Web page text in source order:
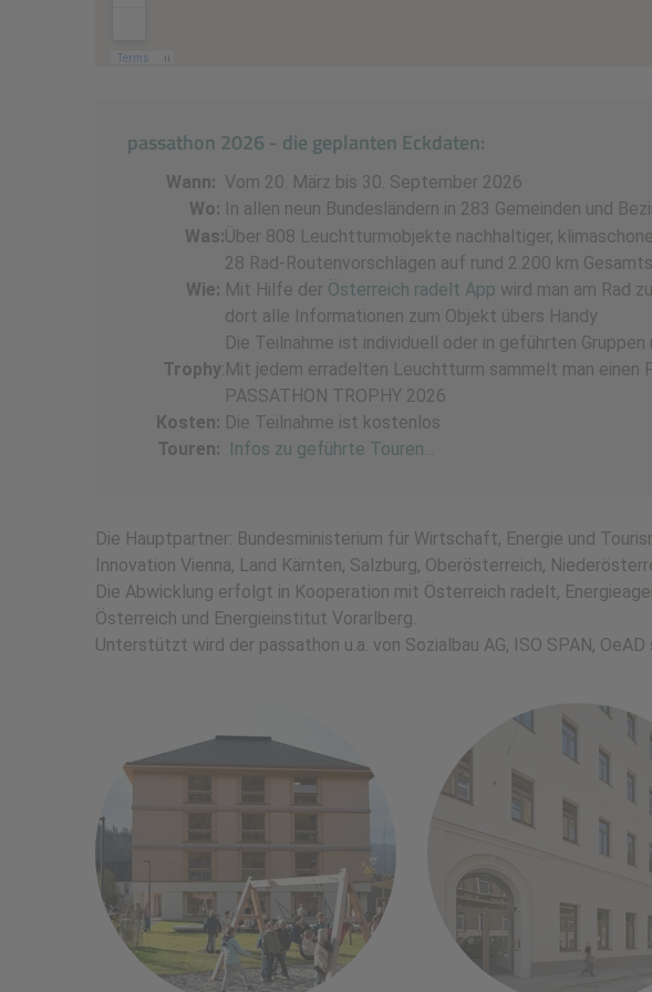
passathon 2026 - die geplanten Eckdaten:
Wann: Vom 20. März bis 30. September 2026
Wo: In allen neun Bundesländern in 283 Gemeinden und
Was:Über 808 Leuchtturmobjekte nachhaltiger,
28 Rad-Routenvorschlägen auf rund 2.200 km
Wie: Mit Hilfe der Österreich radelt App wird man am Rad
dort alle Informationen zum Objekt übers Handy
Die Teilnahme ist individuell oder in geführten Gruppen
Trophy:Mit jedem erradelten Leuchtturm sammelt man einen
PASSATHON TROPHY 2026
Kosten: Die Teilnahme ist kostenlos
Touren: Infos zu geführte Touren...
Die Hauptpartner: Bundesministerium für Wirtschaft, Energie und
Innovation Vienna, Land Kärnten, Salzburg, Oberösterreich,
Die Abwicklung erfolgt in Kooperation mit Österreich radelt,
Österreich und Energieinstitut Vorarlberg.
Unterstützt wird der passathon u.a. von Sozialbau AG, ISO SPAN,
(öffnet in neuem Tab)
Lernhaus Bezau
Mehr Info
"Raus aus Gas"
Caritas Haus
Foto: Andreas
Mehr Info